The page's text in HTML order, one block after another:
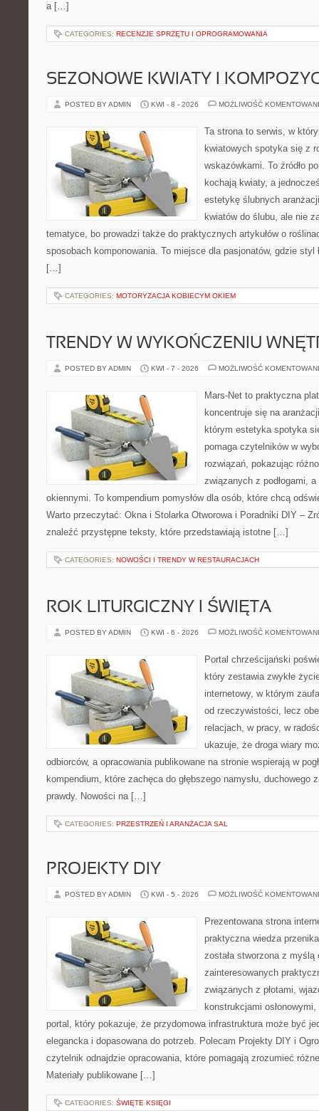
a […]
CATEGORIES: RECENZJE SPRZĘTU I OPROGRAMOWANIA
SEZONOWE KWIATY I
POSTED BY ADMIN KWI - 8 - 2026 MOŻLIWOŚĆ
Ta strona to serwis, w
kwiatowych spotyka się z
wskazówkami. To źródło
kochają kwiaty, a
estetykę ślubnych
kwiatów do ślubu, ale nie
tematyce, bo prowadzi także do praktycznych artykułów o
sposobach komponowania. To miejsce dla pasjonatów, gdzie styl
[…]
CATEGORIES: MOTORYZACJA KOBIECYM OKIEM
TRENDY W WYKOŃCZENIU
POSTED BY ADMIN KWI - 7 - 2026 MOŻLIWOŚĆ
Mars-Net to praktyczna
koncentruje się na
którym estetyka spotyka
pomaga czytelników w
rozwiązań, pokazując
związanych z podłogami,
okiennymi. To kompendium pomysłów dla osób, które chcą
Warto przeczytać: Okna i Stolarka Otworowa i Poradniki DIY –
znaleźć przystępne teksty, które przedstawiają istotne […]
CATEGORIES: NOWOŚCI I TRENDY W RESTAURACJACH
ROK LITURGICZNY I ŚWIĘTA
POSTED BY ADMIN KWI - 6 - 2026 MOŻLIWOŚĆ
Portal chrześcijański
który zestawia zwykłe
internetowy, w którym
od rzeczywistości, lecz
relacjach, w pracy, w
ukazuje, że droga wiary
odbiorców, a opracowania publikowane na stronie wspierają w
kompendium, które zachęca do głębszego namysłu, duchowego
prawdy. Nowości na […]
CATEGORIES: PRZESTRZEŃ I ARANŻACJA SAL
PROJEKTY DIY
POSTED BY ADMIN KWI - 5 - 2026 MOŻLIWOŚĆ
Prezentowana strona
praktyczna wiedza
została stworzona z
zainteresowanych
związanych z płotami,
konstrukcjami
portal, który pokazuje, że przydomowa infrastruktura może być
elegancka i dopasowana do potrzeb. Polecam Projekty DIY i
czytelnik odnajdzie opracowania, które pomagają zrozumieć
Materiały publikowane […]
CATEGORIES: ŚWIĘTE KSIĘGI